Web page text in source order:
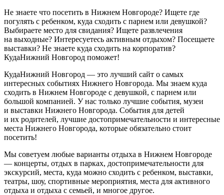
Не знаете что посетить в Нижнем Новгороде? Ищете где
погулять с ребенком, куда сходить с парнем или девушкой?
Выбираете место для свидания? Ищете развлечения
на выходные? Интересуетесь активным отдыхом? Посещаете
выставки? Не знаете куда сходить на корпоратив?
КудаНижний Новгород поможет!
КудаНижний Новгород — это лучший сайт о самых
интересных событиях Нижнего Новгорода. Мы знаем куда
сходить в Нижнем Новгороде с девушкой, с парнем или
большой компанией. У нас только лучшие события, музеи
и выставки Нижнего Новгорода. События для детей
и их родителей, лучшие достопримечательности и интересные
места Нижнего Новгорода, которые обязательно стоит
посетить!
Мы советуем любые варианты отдыха в Нижнем Новгороде
— концерты, отдых в парках, достопримечательности для
экскурсий, места, куда можно сходить с ребенком, выставки,
театры, шоу, спортивные мероприятия, места для активного
отдыха и отдыха с семьей, и многое другое.